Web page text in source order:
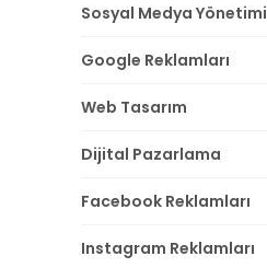
Sosyal Medya Yönetimi
Google Reklamları
Web Tasarım
Dijital Pazarlama
Facebook Reklamları
Instagram Reklamları